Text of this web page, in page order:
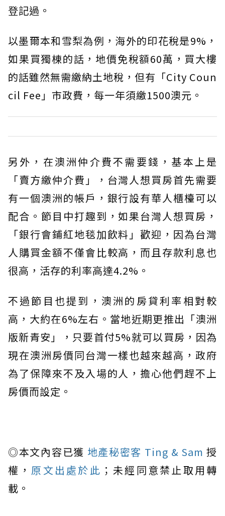
登記過。
以墨爾本和雪梨為例，海外的印花稅是9%，
如果買獨棟的話，地價免稅額60萬，買大樓
的話雖然無需繳納土地稅，但有「City Coun
cil Fee」市政費，每一年須繳1500澳元。
另外，在澳洲仲介費不需要錢，基本上是
「賣方繳仲介費」，台灣人想買房首先需要
有一個澳洲的帳戶，銀行設有華人櫃檯可以
配合。節目中打趣到，如果台灣人想買房，
「銀行會鋪紅地毯加飲料」歡迎，因為台灣
人購買金額不僅會比較高，而且存款利息也
很高，活存的利率高達4.2%。
不過節目也提到，澳洲的房貸利率相對較
高，大約在6%左右。當地近期更推出「澳洲
版新青安」，只要首付5%就可以買房，因為
現在澳洲房價同台灣一樣也越來越高，政府
為了保障來不及入場的人，擔心他們趕不上
房價而設定。
◎本文內容已獲 地產秘密客 Ting & Sam授
權， 原文出處於此 ；未經同意禁止取用轉
載。